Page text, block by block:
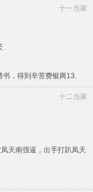
十一当家
书，得到辛苦费银两13.
十二当家
天南强逼，出手打趴凤天